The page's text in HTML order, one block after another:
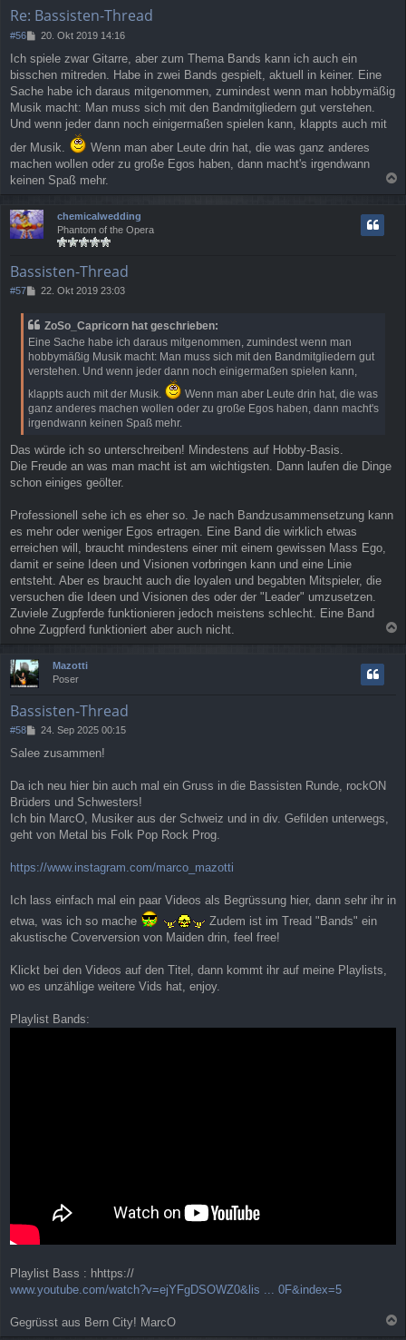
Re: Bassisten-Thread
#56
B
i
t
r
a
20. Okt 2019 14:16
Ich spiele zwar Gitarre, aber zum Thema Bands kann ich auch ein
bisschen mitreden. Habe in zwei Bands gespielt, aktuell in keiner. Eine
Sache habe ich daraus mitgenommen, zumindest wenn man hobbymäßig
Musik macht: Man muss sich mit den Bandmitgliedern gut verstehen.
Und wenn jeder dann noch einigermaßen spielen kann, klappts auch mit
der Musik.
Wenn man aber Leute drin hat, die was ganz anderes
machen wollen oder zu große Egos haben, dann macht's irgendwann
keinen Spaß mehr.
a
chemicalwedding
Phantom of the Opera
Bassisten-Thread
#57
B
t
r
a
g
22. Okt 2019 23:03
ZoSo_Capricorn hat geschrieben:
Eine Sache habe ich daraus mitgenommen, zumindest wenn man
hobbymäßig Musik macht: Man muss sich mit den Bandmitgliedern gut
verstehen. Und wenn jeder dann noch einigermaßen spielen kann,
klappts auch mit der Musik.
Wenn man aber Leute drin hat, die was
ganz anderes machen wollen oder zu große Egos haben, dann macht's
irgendwann keinen Spaß mehr.
Das würde ich so unterschreiben! Mindestens auf Hobby-Basis.
Die Freude an was man macht ist am wichtigsten. Dann laufen die Dinge
schon einiges geölter.
Professionell sehe ich es eher so. Je nach Bandzusammensetzung kann
es mehr oder weniger Egos ertragen. Eine Band die wirklich etwas
erreichen will, braucht mindestens einer mit einem gewissen Mass Ego,
damit er seine Ideen und Visionen vorbringen kann und eine Linie
entsteht. Aber es braucht auch die loyalen und begabten Mitspieler, die
versuchen die Ideen und Visionen des oder der "Leader" umzusetzen.
Zuviele Zugpferde funktionieren jedoch meistens schlecht. Eine Band
ohne Zugpferd funktioniert aber auch nicht.
Mazotti
Poser
Bassisten-Thread
#58
B
i
r
24. Sep 2025 00:15
Salee zusammen!
Da ich neu hier bin auch mal ein Gruss in die Bassisten Runde, rockON
Brüders und Schwesters!
Ich bin MarcO, Musiker aus der Schweiz und in div. Gefilden unterwegs,
geht von Metal bis Folk Pop Rock Prog.
https://www.instagram.com/marco_mazotti
Ich lass einfach mal ein paar Videos als Begrüssung hier, dann sehr ihr in
etwa, was ich so mache
Zudem ist im Tread "Bands" ein
akustische Coverversion von Maiden drin, feel free!
Klickt bei den Videos auf den Titel, dann kommt ihr auf meine Playlists,
wo es unzählige weitere Vids hat, enjoy.
Playlist Bands:
Playlist Bass : hhttps://
www.youtube.com/watch?v=ejYFgDSOWZ0&lis ... 0F&index=5
Gegrüsst aus Bern City! MarcO
a